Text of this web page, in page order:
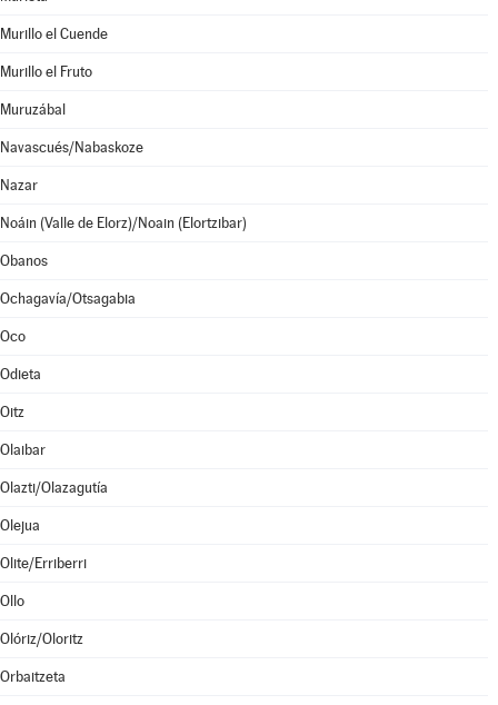
Murillo el Cuende
Murillo el Fruto
Muruzábal
Navascués/Nabaskoze
Nazar
Noáin (Valle de Elorz)/Noain (Elortzibar)
Obanos
Ochagavía/Otsagabia
Oco
Odieta
Oitz
Olaibar
Olazti/Olazagutía
Olejua
Olite/Erriberri
Ollo
Olóriz/Oloritz
Orbaitzeta